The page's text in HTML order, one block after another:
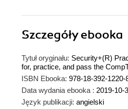
Szczegółyebooka
Tytuł oryginału: Security+(R)
for, practice, and pass the
ISBN Ebooka: 978-18-392-1220-
Data wydania ebooka : 2019-10-
Język publikacji: angielski